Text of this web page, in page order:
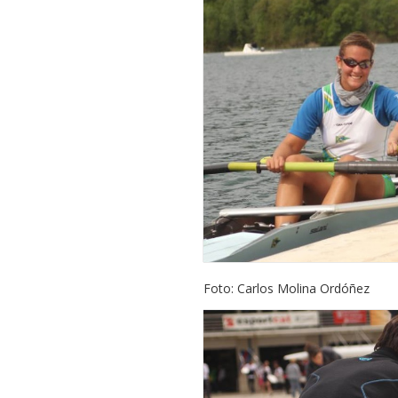
Foto: Carlos Molina Ordóñez